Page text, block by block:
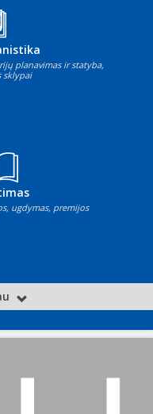
planavimas ir statyba,
sklypai
ugdymas, premijos